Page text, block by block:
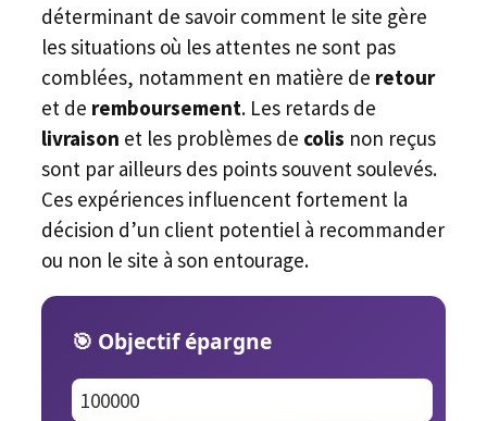
déterminant de savoir comment le site gère
les situations où les attentes ne sont pas
comblées, notamment en matière de retour
et de remboursement. Les retards de
livraison et les problèmes de colis non reçus
sont par ailleurs des points souvent soulevés.
Ces expériences influencent fortement la
décision d’un client potentiel à recommander
ou non le site à son entourage.
🎯 Objectif épargne